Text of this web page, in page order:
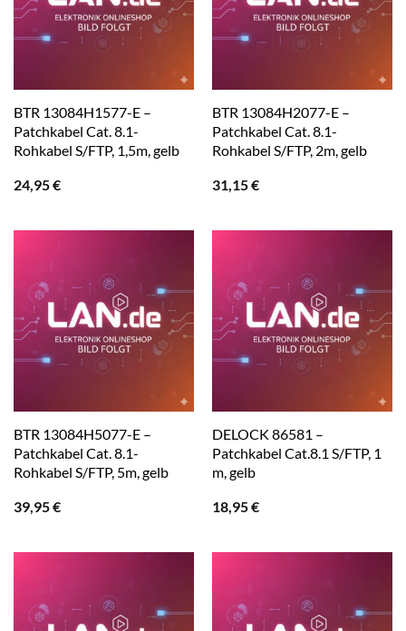
BTR 13084H1577-E –
Patchkabel Cat. 8.1-
Rohkabel S/FTP, 1,5m, gelb
24,95€
BTR 13084H2077-E –
Patchkabel Cat. 8.1-
Rohkabel S/FTP, 2m, gelb
31,15€
BTR 13084H5077-E –
Patchkabel Cat. 8.1-
Rohkabel S/FTP, 5m, gelb
39,95€
DELOCK 86581 –
Patchkabel Cat.8.1 S/FTP, 1
m, gelb
18,95€